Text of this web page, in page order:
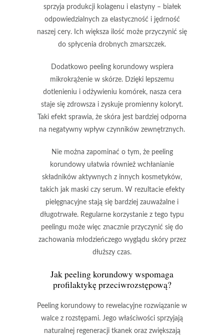
sprzyja produkcji kolagenu i elastyny– białek
odpowiedzialnych za elastyczność i jędrność
naszej cery. Ich większa ilość może przyczynić się
do spłycenia drobnych zmarszczek.
Dodatkowo peeling korundowy wspiera
mikrokrążenie w skórze. Dzięki lepszemu
dotlenieniu i odżywieniu komórek, nasza cera
staje się zdrowsza i zyskuje promienny koloryt.
Taki efekt sprawia, że skóra jest bardziej odporna
na negatywny wpływ czynników zewnętrznych.
Nie można zapominać o tym, że peeling
korundowy ułatwia również wchłanianie
składników aktywnych z innych kosmetyków,
takich jak maski czy serum. W rezultacie efekty
pielęgnacyjne stają się bardziej zauważalne i
długotrwałe. Regularne korzystanie z tego typu
peelingu może więc znacznie przyczynić się do
zachowania młodzieńczego wyglądu skóry przez
dłuższy czas.
Jak peeling korundowy wspomaga
profilaktykę przeciwrozstępową?
Peeling korundowy to rewelacyjne rozwiązanie w
walce z rozstępami. Jego właściwości sprzyjają
naturalnej regeneracji tkanekoraz zwiększają